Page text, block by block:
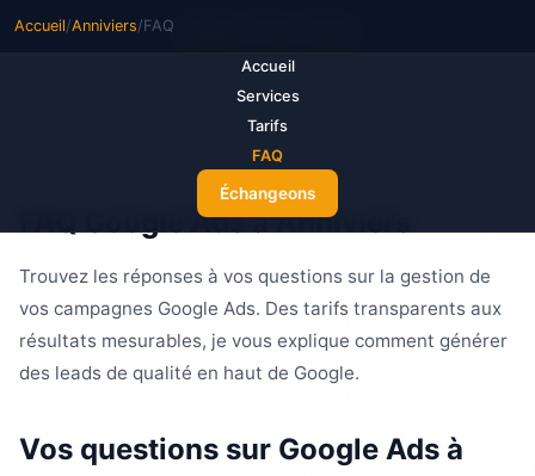
Accueil
Services
Tarifs
FAQ
Échangeons
Accueil/Anniviers/FAQ
FAQ Google Ads à Anniviers
Trouvez les réponses à vos questions sur la gestion de
vos campagnes Google Ads. Des tarifs transparents aux
résultats mesurables, je vous explique comment générer
des leads de qualité en haut de Google.
Vos questions sur Google Ads à